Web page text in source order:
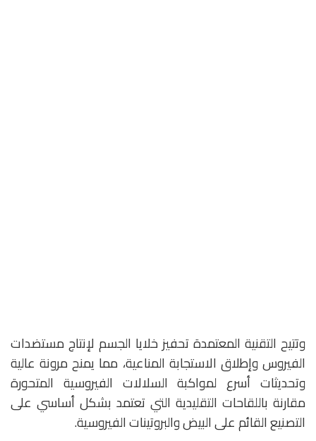
وتتيح التقنية المعتمدة تحفيز خلايا الجسم لإنتاج مستضدات
الفيروس وإطلاق الاستجابة المناعية، مما يمنح مرونة عالية
وتحديثات أسرع لمواكبة السلالات الفيروسية المتحورة
مقارنة باللقاحات التقليدية التي تعتمد بشكل أساسي على
التصنيع القائم على البيض والبروتينات الفيروسية.